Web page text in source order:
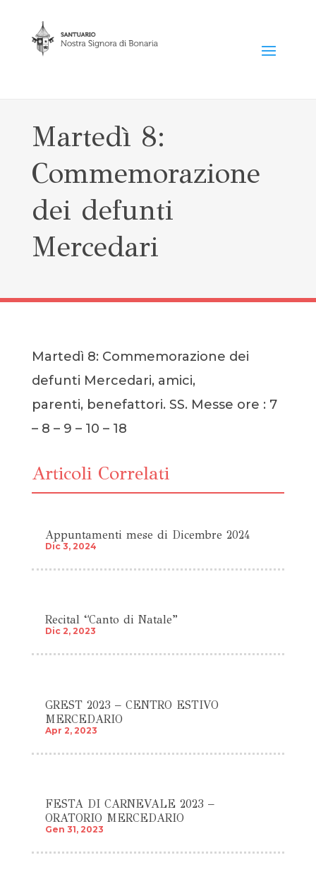
Martedì 8:
Commemorazione
dei defunti
Mercedari
Martedì 8: Commemorazione dei
defunti Mercedari, amici,
parenti, benefattori. SS. Messe ore : 7
– 8 – 9 – 10 – 18
Articoli Correlati
Appuntamenti mese di Dicembre 2024
Dic 3, 2024
Recital “Canto di Natale”
Dic 2, 2023
GREST 2023 – CENTRO ESTIVO
MERCEDARIO
Apr 2, 2023
FESTA DI CARNEVALE 2023 –
ORATORIO MERCEDARIO
Gen 31, 2023